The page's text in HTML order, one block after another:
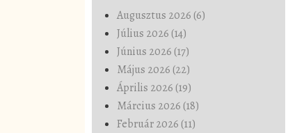
Augusztus 2026 (6)
Július 2026 (14)
Június 2026 (17)
Május 2026 (22)
Április 2026 (19)
Március 2026 (18)
Február 2026 (11)